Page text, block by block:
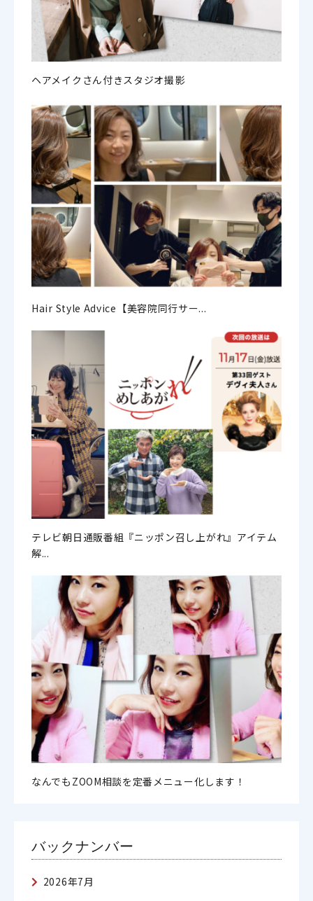
ヘアメイクさん付きスタジオ撮影
Hair Style Advice【美容院同行サー...
テレビ朝日通販番組『ニッポン召し上がれ』アイテム
解...
なんでもZOOM相談を定番メニュー化します！
バックナンバー
2026年7月